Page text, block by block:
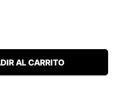
AL CARRITO